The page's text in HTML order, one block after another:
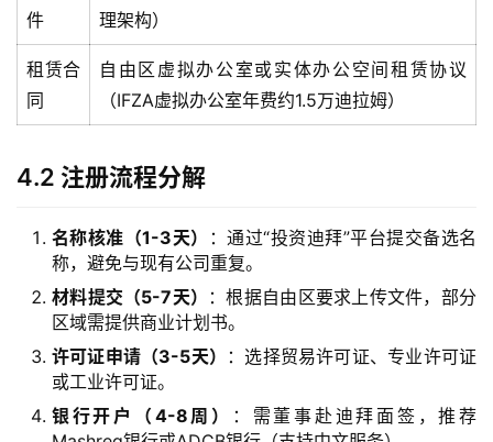
海
外
公
外
行
全
件
理架构）
租赁合
同
自由区虚拟办公室或实体办公空间租赁协议
（IFZA虚拟办公室年费约1.5万迪拉姆）
4.2 注册流程分解
名称核准（1-3天）
：通过“投资迪拜”平台提交备选名
称，避免与现有公司重复。
材料提交（5-7天）
：根据自由区要求上传文件，部分
区域需提供商业计划书。
许可证申请（3-5天）
：选择贸易许可证、专业许可证
或工业许可证。
银行开户（4-8周）
：需董事赴迪拜面签，推荐